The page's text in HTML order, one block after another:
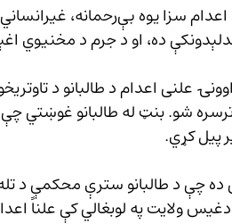
بنټ ټينګار کړی: «د اعدام
ده، او د جرم د مخنيوي
علنی اعدام د طالبانو د
شو. بنټ له طالبانو غوښتي چې
پيل کړي.
ولايت په لوبغالي کې علناً